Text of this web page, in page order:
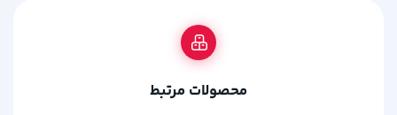
محصولات مرتبط